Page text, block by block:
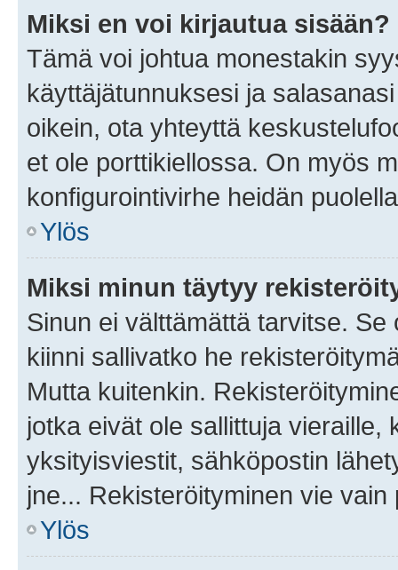
Miksi en voi kirjautua sisään?
Tämä voi johtua monestakin
käyttäjätunnuksesi ja
oikein, ota yhteyttä
et ole porttikiellossa. On myös
konfigurointivirhe heidän
Ylös
Miksi minun täytyy
Sinun ei välttämättä tarvitse.
kiinni sallivatko he
Mutta kuitenkin.
jotka eivät ole sallittuja vieraille,
yksityisviestit, sähköpostin
jne... Rekisteröityminen vie
Ylös